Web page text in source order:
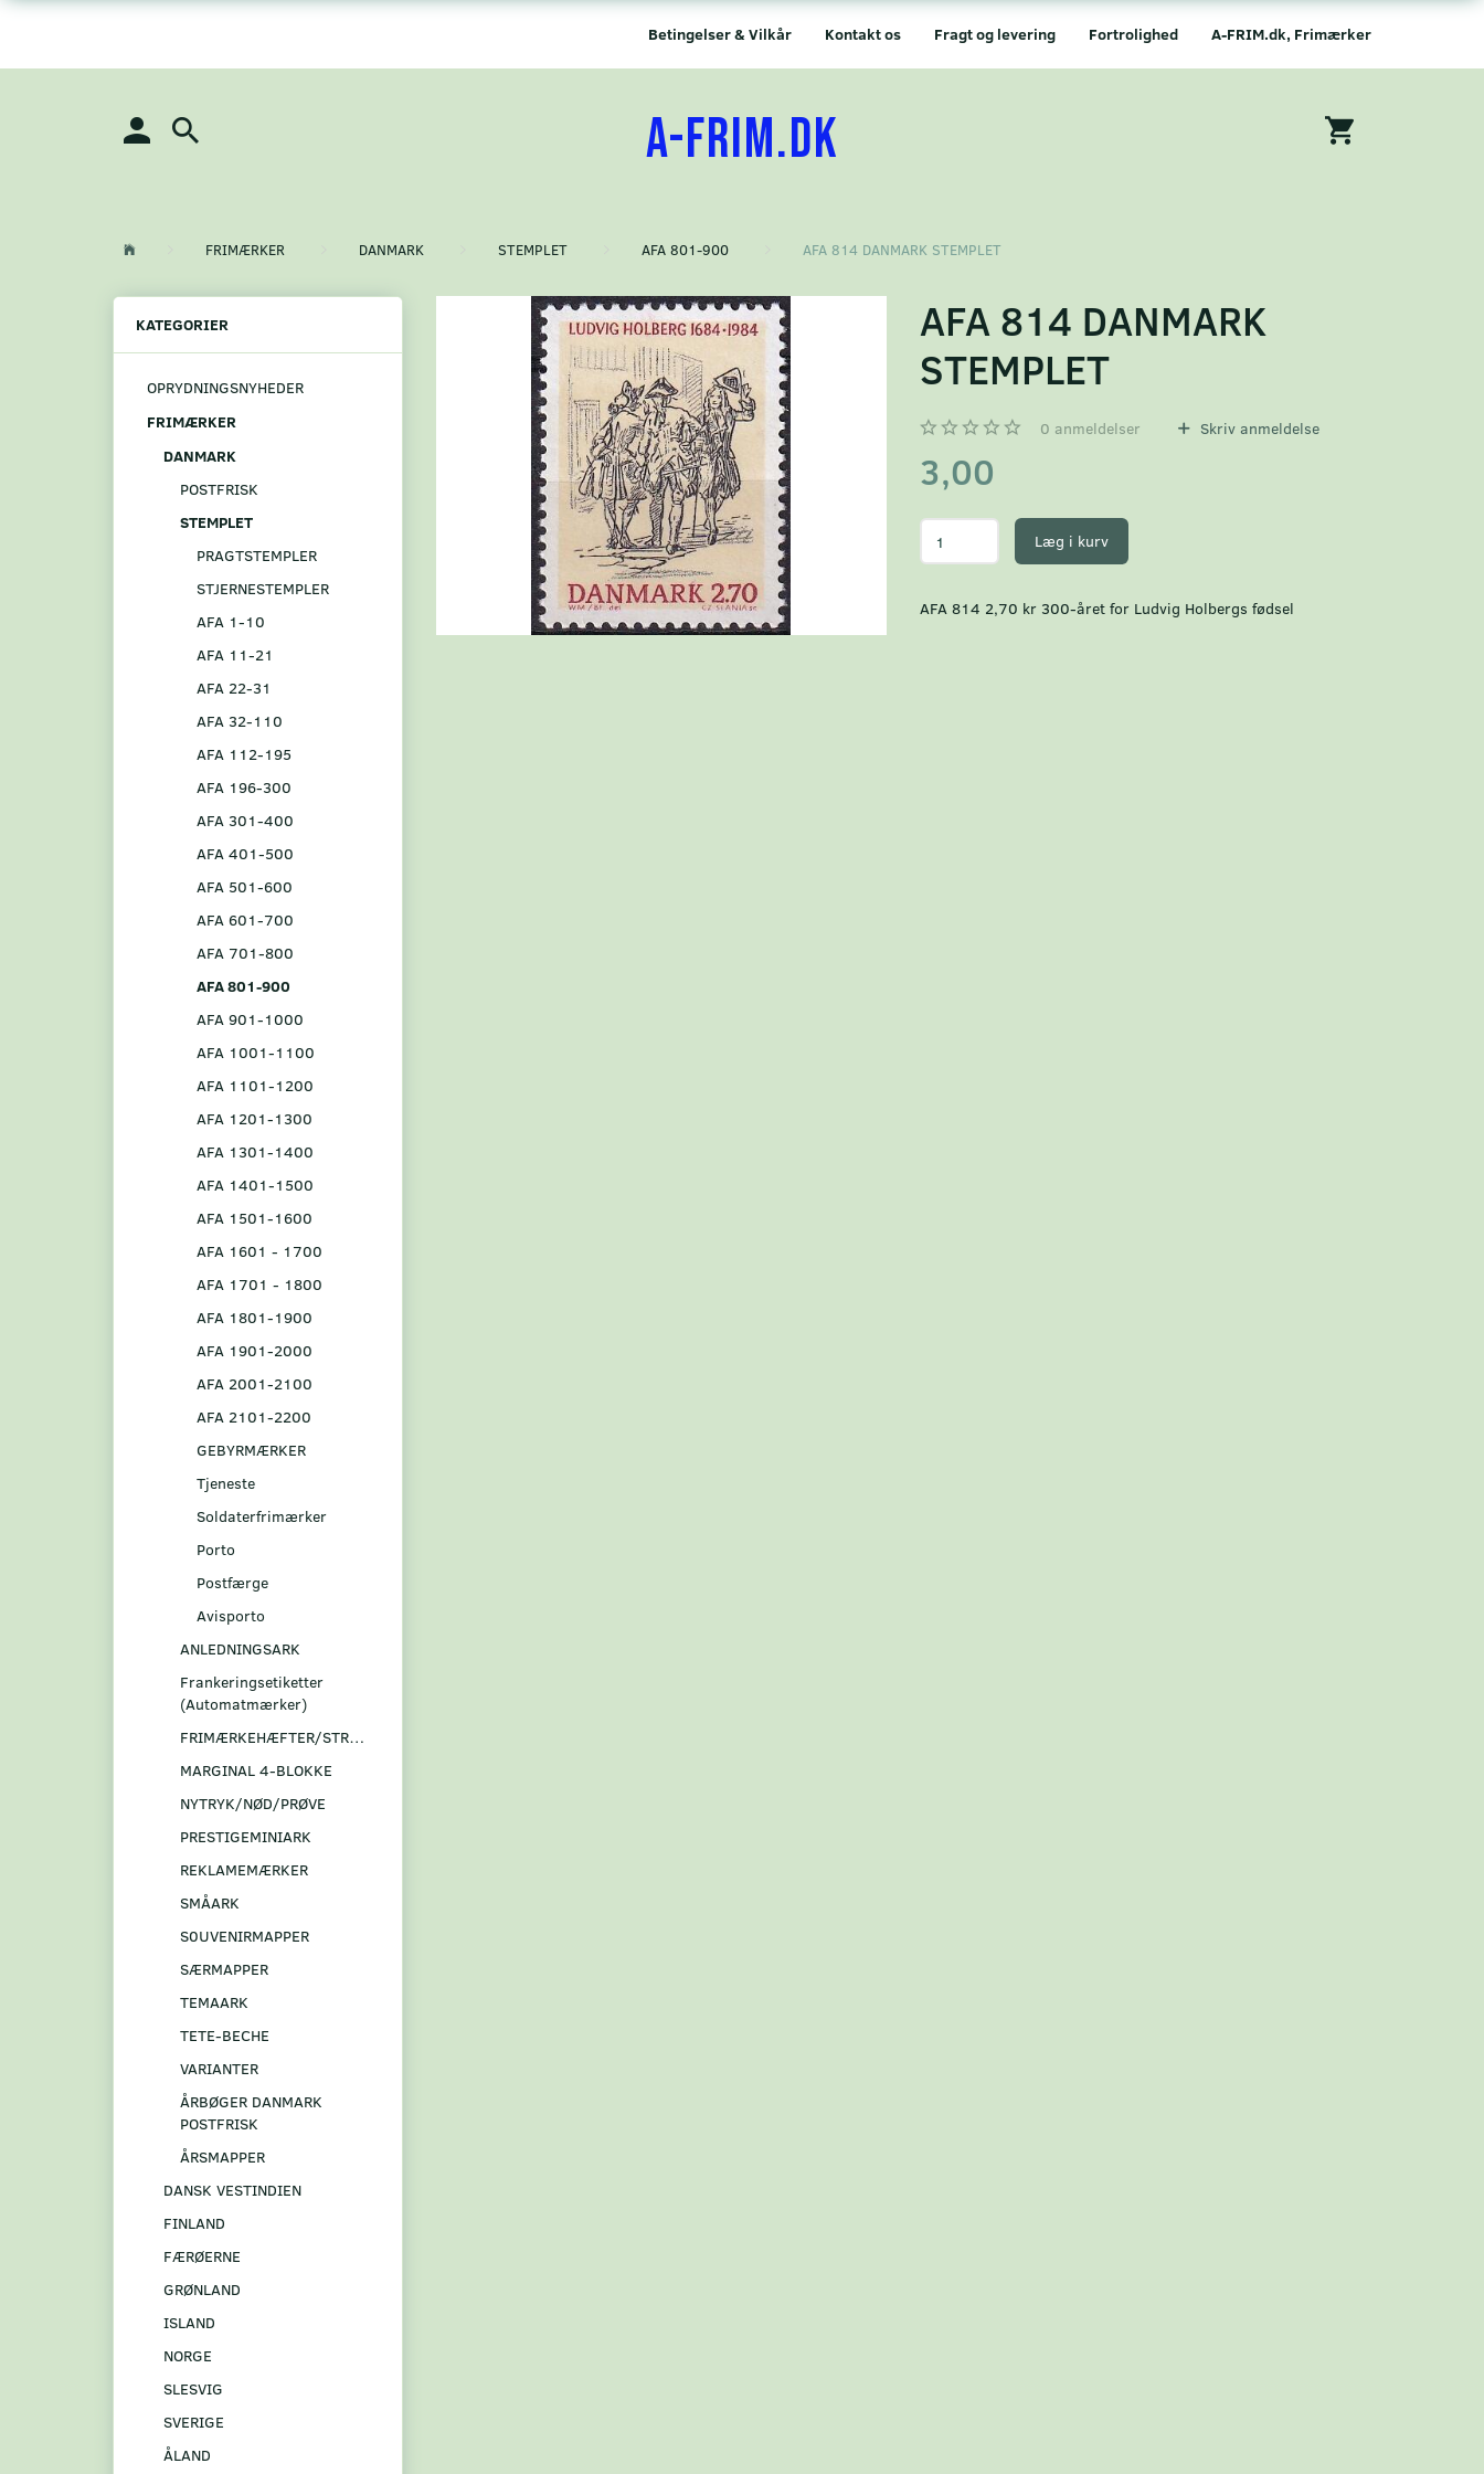
A-FRIM.dk, Frimærker
Fortrolighed
Fragt og levering
Kontakt os
Betingelser & Vilkår
A-FRIM.DK
FRIMÆRKER DANMARK STEMPLET AFA 801-900 AFA 814 DANMARK STEMPLET
KATEGORIER
OPRYDNINGSNYHEDER
FRIMÆRKER
DANMARK
POSTFRISK
STEMPLET
PRAGTSTEMPLER
STJERNESTEMPLER
AFA 1-10
AFA 11-21
AFA 22-31
AFA 32-110
AFA 112-195
AFA 196-300
AFA 301-400
AFA 401-500
AFA 501-600
AFA 601-700
AFA 701-800
AFA 801-900
AFA 901-1000
AFA 1001-1100
AFA 1101-1200
AFA 1201-1300
AFA 1301-1400
AFA 1401-1500
AFA 1501-1600
AFA 1601 - 1700
AFA 1701 - 1800
AFA 1801-1900
AFA 1901-2000
AFA 2001-2100
AFA 2101-2200
GEBYRMÆRKER
Tjeneste
Soldaterfrimærker
Porto
Postfærge
Avisporto
ANLEDNINGSARK
Frankeringsetiketter
(Automatmærker)
FRIMÆRKEHÆFTER/STRIBER
MARGINAL 4-BLOKKE
NYTRYK/NØD/PRØVE
PRESTIGEMINIARK
REKLAMEMÆRKER
SMÅARK
S0UVENIRMAPPER
SÆRMAPPER
TEMAARK
TETE-BECHE
VARIANTER
ÅRBØGER DANMARK
POSTFRISK
ÅRSMAPPER
DANSK VESTINDIEN
FINLAND
FÆRØERNE
GRØNLAND
ISLAND
NORGE
SLESVIG
SVERIGE
ÅLAND
AFA 814 DANMARK
STEMPLET
0 anmeldelser Skriv anmeldelse
3,00
Læg i kurv
AFA 814 2,70 kr 300-året for Ludvig Holbergs fødsel